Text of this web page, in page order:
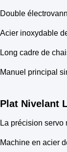
Double
Acier inoxydable
Long cadre de
Manuel principal
Plat Nivelant
La précision
Machine en acier